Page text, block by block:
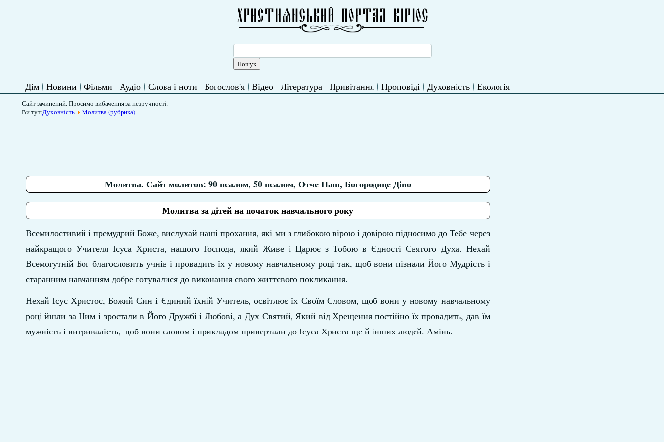
Дім Новини Фільми Аудіо Слова і ноти Богослов'я Відео Література Привітання Проповіді Духовність Екологія
Сайт зачинений. Просимо вибачення за незручності.
Ви тут:Духовність Молитва (рубрика)
Молитва. Сайт молитов: 90 псалом, 50 псалом, Отче Наш, Богородице Діво
Молитва за дітей на початок навчального року
Всемилостивий і премудрий Боже, вислухай наші прохання, які ми з глибокою вірою і довірою підносимо до Тебе через
найкращого Учителя Ісуса Христа, нашого Господа, який Живе і Царює з Тобою в Єдності Святого Духа. Нехай
Всемогутній Бог благословить учнів і провадить їх у новому навчальному році так, щоб вони пізнали Його Мудрість і
старанним навчанням добре готувалися до виконання свого життєвого покликання.
Нехай Ісус Христос, Божий Син і Єдиний їхній Учитель, освітлює їх Своїм Словом, щоб вони у новому навчальному
році йшли за Ним і зростали в Його Дружбі і Любові, а Дух Святий, Який від Хрещення постійно їх провадить, дав їм
мужність і витривалість, щоб вони словом і прикладом привертали до Ісуса Христа ще й інших людей. Амінь.